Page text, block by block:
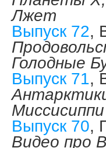
Лжет
Выпуск 72,
Голодные
Выпуск 71,
Миссисиппи
Выпуск 70,
Видео про